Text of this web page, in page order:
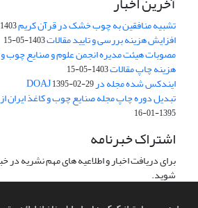
تشبیه منافقین به چوب خشک در قرآن کریم1403-12-24
افزایش هزینه بررسی و تایید مقالات1403-05-15
مصوبات هیئت مدیره انجمن علوم و صنایع چوب
هزینه چاپ مقالات1403-05-15
ایندکس شده مجله در DOAJ1395-02-29
تبدیل دوره چاپ مجله صنایع چوب و کاغذ ایران
1395-01-16
اشتراک خبرنامه
برای دریافت اخبار و اطلاعیه های مهم نشریه
شوید.